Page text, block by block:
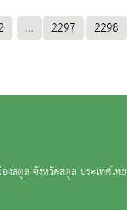
... 2297 2298
สตูล จังหวัดสตูล ประเทศไทย